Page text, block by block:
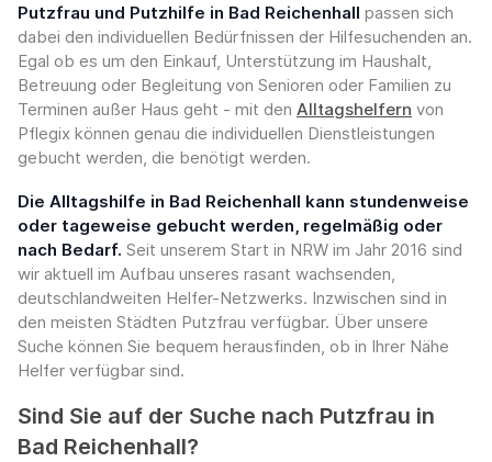
Putzfrau und Putzhilfe in Bad Reichenhall passen sich
dabei den individuellen Bedürfnissen der Hilfesuchenden an.
Egal ob es um den Einkauf, Unterstützung im Haushalt,
Betreuung oder Begleitung von Senioren oder Familien zu
Terminen außer Haus geht - mit den Alltagshelfern von
Pflegix können genau die individuellen Dienstleistungen
gebucht werden, die benötigt werden.
Die Alltagshilfe in Bad Reichenhall kann stundenweise
oder tageweise gebucht werden, regelmäßig oder
nach Bedarf. Seit unserem Start in NRW im Jahr 2016 sind
wir aktuell im Aufbau unseres rasant wachsenden,
deutschlandweiten Helfer-Netzwerks. Inzwischen sind in
den meisten Städten Putzfrau verfügbar. Über unsere
Suche können Sie bequem herausfinden, ob in Ihrer Nähe
Helfer verfügbar sind.
Sind Sie auf der Suche nach Putzfrau in
Bad Reichenhall?